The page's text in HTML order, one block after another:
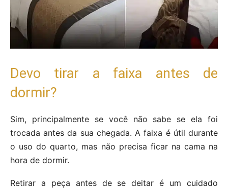
Devo tirar a faixa antes de
dormir?
Sim, principalmente se você não sabe se ela foi
trocada antes da sua chegada. A faixa é útil durante
o uso do quarto, mas não precisa ficar na cama na
hora de dormir.
Retirar a peça antes de se deitar é um cuidado